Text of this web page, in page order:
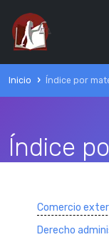
Inicio Índice por
Índice
Comercio
Derecho